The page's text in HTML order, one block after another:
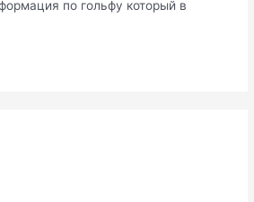
по гольфу который в